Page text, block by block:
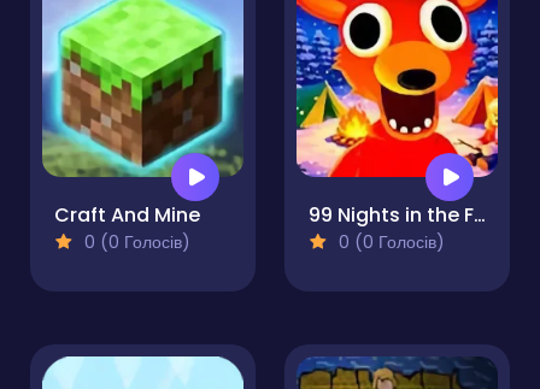
Craft And Mine
0 (0 Голосів)
99 Nights in the Forest
0 (0 Голосів)